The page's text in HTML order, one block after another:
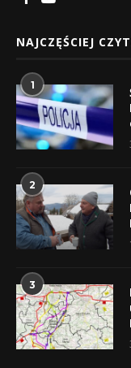
NAJCZĘŚCIEJ
1
2
3